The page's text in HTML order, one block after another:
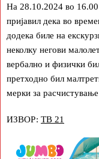
На 28.10.2024 во
пријавил дека во
додека биле на
неколку негови
вербално и физички
претходно бил
мерки за расчистување
ИЗВОР: ТВ 21